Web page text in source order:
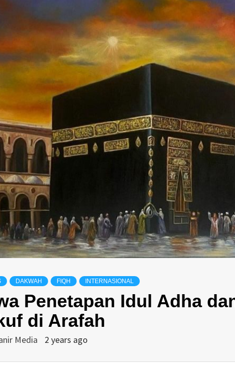
DAKWAH FIQH INTERNASIONAL
Penetapan Idul Adha
di Arafah
Media 2 years ago